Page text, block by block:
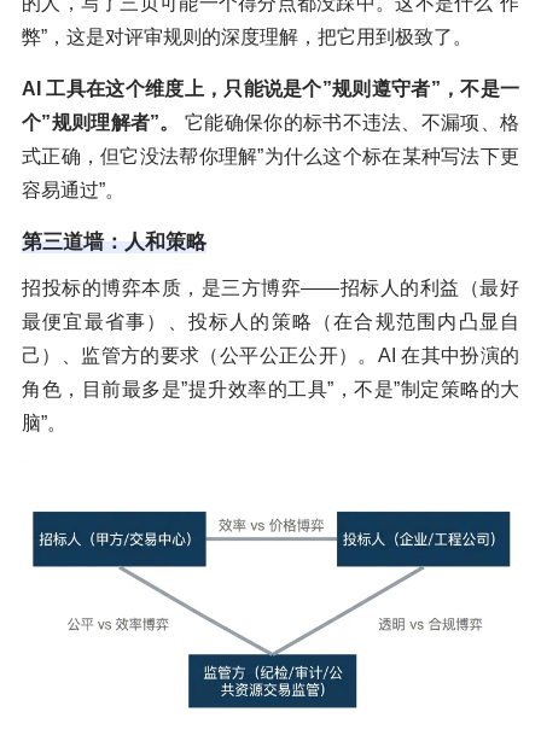
弊”，这是对评审规则的深度理解，把它用到极致了。
AI 工具在这个维度上，只能说是个”规则遵守者”，不是一
个”规则理解者”。
它能确保你的标书不违法、不漏项、格
式正确，但它没法帮你理解”为什么这个标在某种写法下更
容易通过”。
第三道墙：人和策略
招投标的博弈本质，是三方博弈——招标人的利益（最好
最便宜最省事）、投标人的策略（在合规范围内凸显自
己）、监管方的要求（公平公正公开）。AI 在其中扮演的
角色，目前最多是”提升效率的工具”，不是”制定策略的大
脑”。